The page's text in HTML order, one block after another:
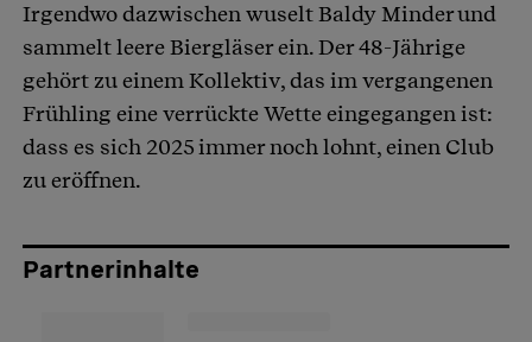
Irgendwo dazwischen wuselt Baldy Minder und
sammelt leere Biergläser ein. Der 48-Jährige
gehört zu einem Kollektiv, das im vergangenen
Frühling eine verrückte Wette eingegangen ist:
dass es sich 2025 immer noch lohnt, einen Club
zu eröffnen.
Partnerinhalte